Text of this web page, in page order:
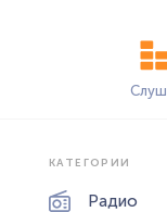
КАТЕГОРИИ
Радио